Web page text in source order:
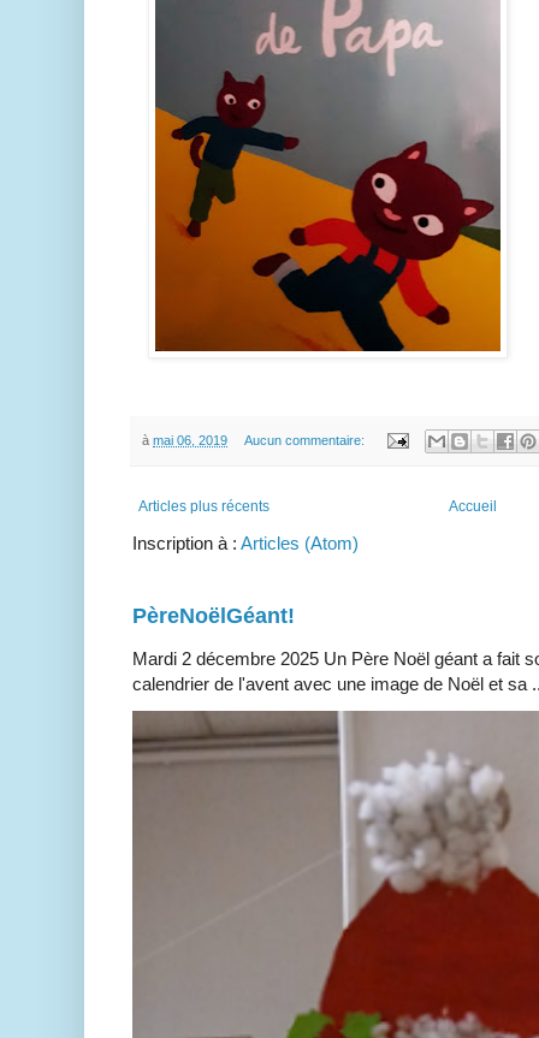
à mai 06, 2019 Aucun commentaire:
Articles plus récents Accueil
Inscription à : Articles (Atom)
PèreNoëlGéant!
Mardi 2 décembre 2025 Un Père Noël géant a fait
calendrier de l'avent avec une image de Noël et sa